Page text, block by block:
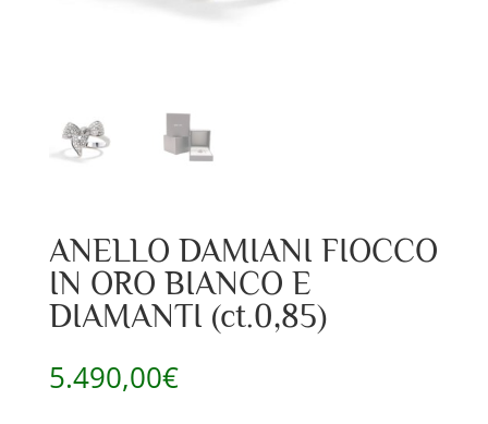
ANELLO DAMIANI FIOCCO
IN ORO BIANCO E
DIAMANTI (ct.0,85)
5.490,00€